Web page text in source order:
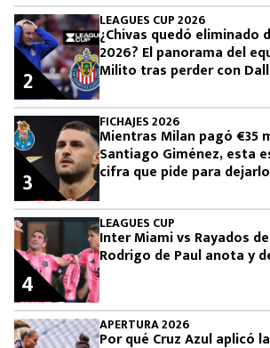
LEAGUES CUP 2026
¿Chivas quedó eliminado
2026? El panorama del
Milito tras perder con
2
FICHAJES 2026
Mientras Milan pagó €35
Santiago Giménez, esta
cifra que pide para
3
LEAGUES CUP
Inter Miami vs Rayados
Rodrigo de Paul anota y
4
APERTURA 2026
Por qué Cruz Azul aplicó